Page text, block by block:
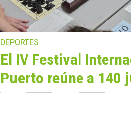
HOSTELERÍA
El Puerto suma una
con la apertura de